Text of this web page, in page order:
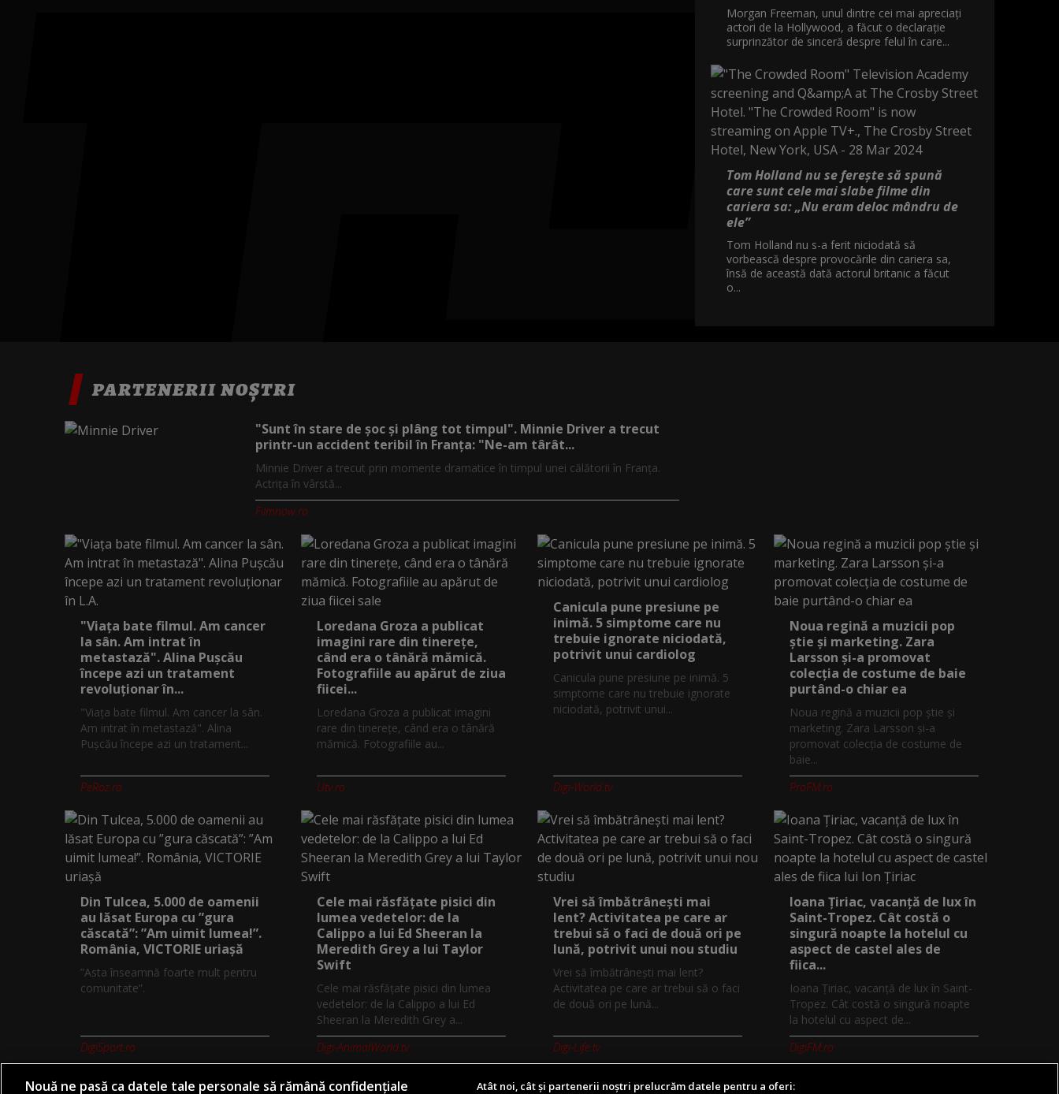
Morgan Freeman, unul dintre cei mai apreciați
actori de la Hollywood, a făcut o declarație
surprinzător de sinceră despre felul în care...
Tom Holland nu se ferește să spună
care sunt cele mai slabe filme din
cariera sa: „Nu eram deloc mândru de
ele”
Tom Holland nu s-a ferit niciodată să
vorbească despre provocările din cariera sa,
însă de această dată actorul britanic a făcut
o...
PARTENERII NOȘTRI
"Sunt în stare de șoc și plâng tot timpul". Minnie Driver a trecut
printr-un accident teribil în Franța: "Ne-am târât...
Minnie Driver a trecut prin momente dramatice în timpul unei călătorii în Franța.
Actrița în vârstă...
Filmnow.ro
"Viața bate filmul. Am cancer
la sân. Am intrat în
metastază". Alina Pușcău
începe azi un tratament
revoluționar în...
"Viața bate filmul. Am cancer la sân.
Am intrat în metastază". Alina
Pușcău începe azi un tratament...
PeRoz.ro
Loredana Groza a publicat
imagini rare din tinerețe,
când era o tânără mămică.
Fotografiile au apărut de ziua
fiicei...
Loredana Groza a publicat imagini
rare din tinerețe, când era o tânără
mămică. Fotografiile au...
Utv.ro
Canicula pune presiune pe
inimă. 5 simptome care nu
trebuie ignorate niciodată,
potrivit unui cardiolog
Canicula pune presiune pe inimă. 5
simptome care nu trebuie ignorate
niciodată, potrivit unui...
Digi-World.tv
Noua regină a muzicii pop
știe și marketing. Zara
Larsson și-a promovat
colecția de costume de baie
purtând-o chiar ea
Noua regină a muzicii pop știe și
marketing. Zara Larsson și-a
promovat colecția de costume de
baie...
ProFM.ro
Din Tulcea, 5.000 de oamenii
au lăsat Europa cu ”gura
căscată”: ”Am uimit lumea!”.
România, VICTORIE uriașă
”Asta înseamnă foarte mult pentru
comunitate”.
DigiSport.ro
Cele mai răsfățate pisici din
lumea vedetelor: de la
Calippo a lui Ed Sheeran la
Meredith Grey a lui Taylor
Swift
Cele mai răsfățate pisici din lumea
vedetelor: de la Calippo a lui Ed
Sheeran la Meredith Grey a...
Digi-AnimalWorld.tv
Vrei să îmbătrânești mai
lent? Activitatea pe care ar
trebui să o faci de două ori pe
lună, potrivit unui nou studiu
Vrei să îmbătrânești mai lent?
Activitatea pe care ar trebui să o faci
de două ori pe lună...
Digi-Life.tv
Ioana Țiriac, vacanță de lux în
Saint-Tropez. Cât costă o
singură noapte la hotelul cu
aspect de castel ales de
fiica...
Ioana Țiriac, vacanță de lux în Saint-
Tropez. Cât costă o singură noapte
la hotelul cu aspect de...
DigiFM.ro
Nouă ne pasă ca datele tale personale să rămână confidențiale Atât noi, cât și partenerii noștri prelucrăm datele pentru a oferi: